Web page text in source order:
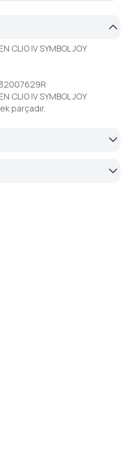
CLIO IV SYMBOL JOY
CLIO IV SYMBOL JOY
parçadır.